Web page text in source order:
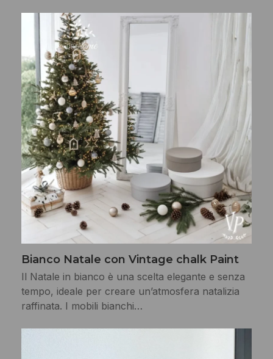
Bianco Natale con Vintage chalk Paint
Il Natale in bianco è una scelta elegante e senza
tempo, ideale per creare un’atmosfera natalizia
raffinata. I mobili bianchi…